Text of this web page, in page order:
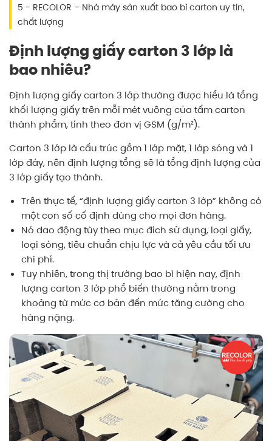
5 - RECOLOR – Nhà máy sản xuất bao bì carton uy tín,
chất lượng
Định lượng giấy carton 3 lớp là
bao nhiêu?
Định lượng giấy carton 3 lớp thường được hiểu là tổng
khối lượng giấy trên mỗi mét vuông của tấm carton
thành phẩm, tính theo đơn vị GSM (g/m²).
Carton 3 lớp là cấu trúc gồm 1 lớp mặt, 1 lớp sóng và 1
lớp đáy, nên định lượng tổng sẽ là tổng định lượng của
3 lớp giấy tạo thành.
Trên thực tế, “định lượng giấy carton 3 lớp” không có
một con số cố định dùng cho mọi đơn hàng.
Nó dao động tùy theo mục đích sử dụng, loại giấy,
loại sóng, tiêu chuẩn chịu lực và cả yêu cầu tối ưu
chi phí.
Tuy nhiên, trong thị trường bao bì hiện nay, định
lượng carton 3 lớp phổ biến thường nằm trong
khoảng từ mức cơ bản đến mức tăng cường cho
hàng nặng.